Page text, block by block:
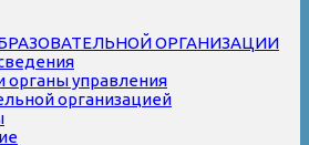
ОРГАНИЗАЦИИ
органы управления
организацией